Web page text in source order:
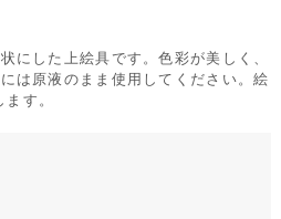
にした上絵具です。色彩が美しく、
は原液のまま使用してください。絵
す。